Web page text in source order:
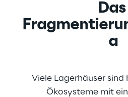
Das
a
Viele Lagerhäuser
Ökosysteme mit